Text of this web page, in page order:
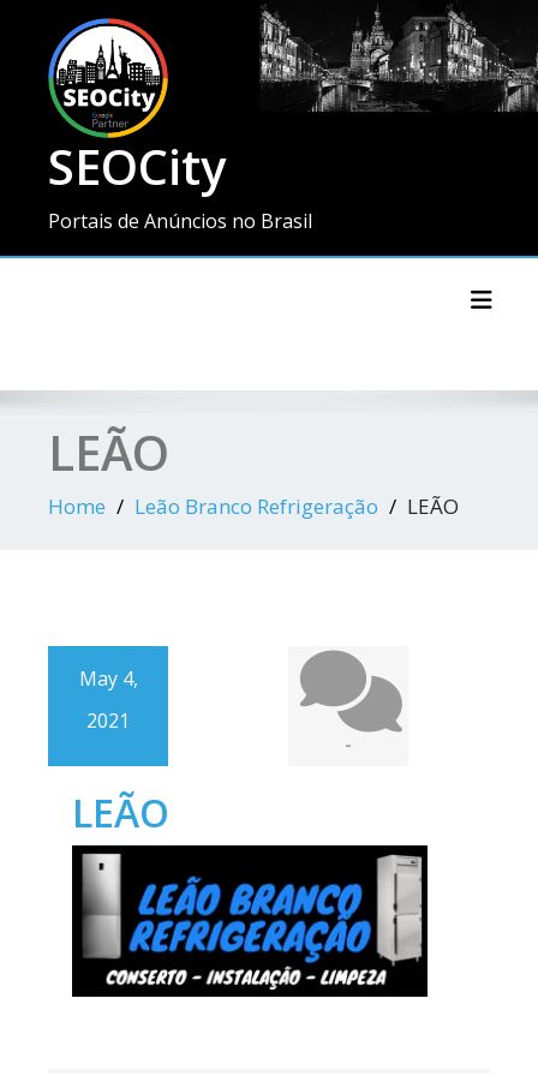
SEOCity
Portais de Anúncios no Brasil
LEÃO
Home Leão Branco Refrigeração LEÃO
May 4,
2021
-
LEÃO